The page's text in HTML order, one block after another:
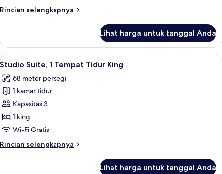
Twin
Rincian selengkapnya
Rincian
Kamar,
Tempat
Twin
Lihat harga untuk tanggal Anda
Lihat
semua
foto
untuk
Studio
Suite,
1
Tidur
Studio Suite, 1 Tempat Tidur King |
7
Studio Suite, 1 Tempat Tidur King
68 meter persegi
1 kamar tidur
Kapasitas 3
1 king
Wi-Fi Gratis
Rincian selengkapnya
Rincian
Lihat harga untuk tanggal Anda